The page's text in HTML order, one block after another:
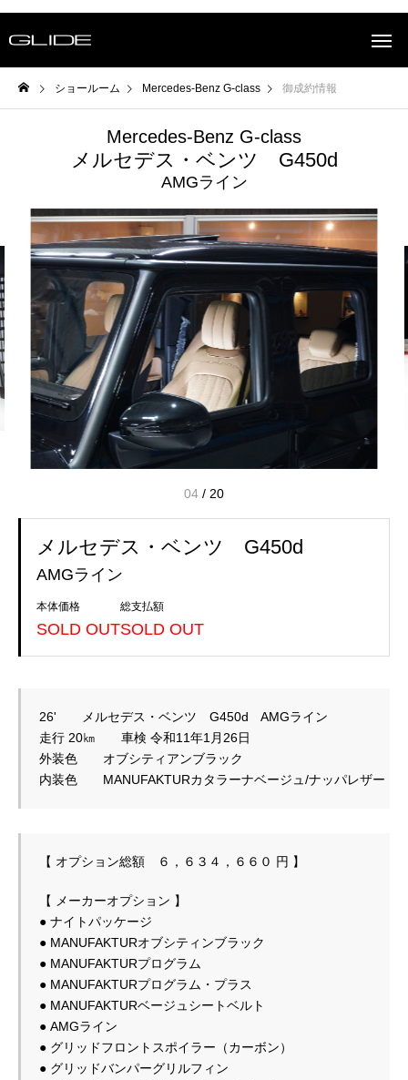
ショールーム Mercedes-Benz G-class 御成約情報
Mercedes-Benz G-class
メルセデス・ベンツ G450d
AMGライン
04 / 20
メルセデス・ベンツ G450d
AMGライン
本体価格
SOLD OUT
総支払額
SOLD OUT
26'　　メルセデス・ベンツ　G450d　AMGライン
走行 20㎞　　車検 令和11年1月26日
外装色　　オブシティアンブラック
内装色　　MANUFAKTURカタラーナベージュ/ナッパレザー
【 オプション総額　６，６３４，６６０ 円 】
【 メーカーオプション 】
● ナイトパッケージ
● MANUFAKTURオブシティンブラック
● MANUFAKTURプログラム・プラス
● MANUFAKTURベージュシートベルト
● AMGライン
● グリッドフロントスポイラー（カーボン）
● グリッドバンパーグリルフィン